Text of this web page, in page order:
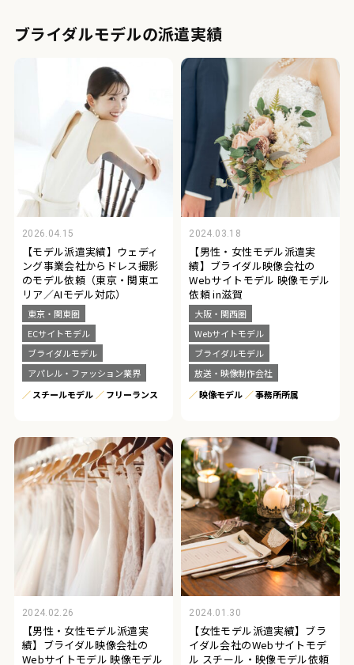
ブライダルモデルの派遣実績
2026.04.15
【モデル派遣実績】ウェディ
ング事業会社からドレス撮影
のモデル依頼（東京・関東エ
リア／AIモデル対応）
東京・関東圏
ECサイトモデル
ブライダルモデル
アパレル・ファッション業界
スチールモデル
フリーランス
2024.03.18
【男性・女性モデル派遣実
績】ブライダル映像会社の
Webサイトモデル 映像モデル
依頼 in滋賀
大阪・関西圏
Webサイトモデル
ブライダルモデル
放送・映像制作会社
映像モデル
事務所所属
2024.02.26
【男性・女性モデル派遣実
績】ブライダル映像会社の
Webサイトモデル 映像モデル
2024.01.30
【女性モデル派遣実績】ブラ
イダル会社のWebサイトモデ
ル スチール・映像モデル依頼